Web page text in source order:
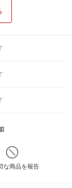
な商品を報告